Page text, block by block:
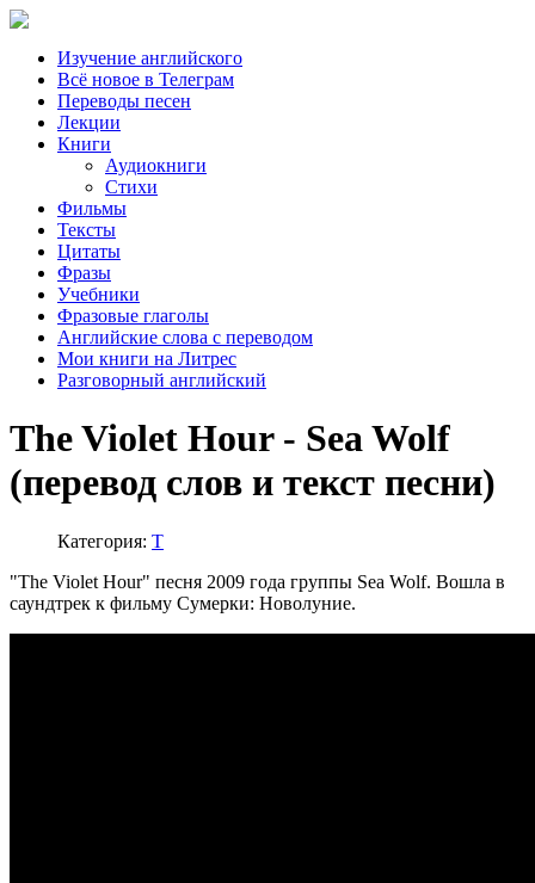
Изучение английского
Всё новое в Телеграм
Переводы песен
Лекции
Книги
Аудиокниги
Стихи
Фильмы
Тексты
Цитаты
Фразы
Учебники
Фразовые глаголы
Английские слова с переводом
Мои книги на Литрес
Разговорный английский
The Violet Hour - Sea Wolf
(перевод слов и текст песни)
Категория: T
"The Violet Hour" песня 2009 года группы Sea Wolf. Вошла в
саундтрек к фильму Сумерки: Новолуние.